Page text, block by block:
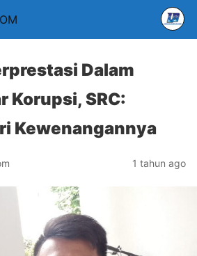
Dalam
Korupsi, SRC:
Kewenangannya
1 tahun ago